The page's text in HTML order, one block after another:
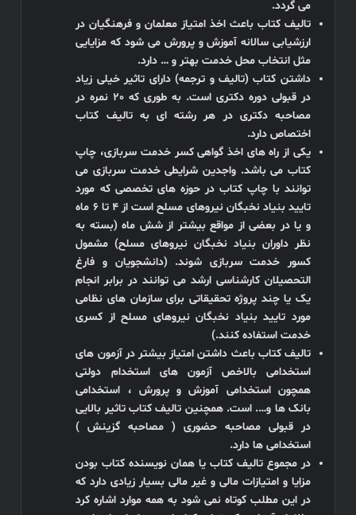
می گردد.
تالیف کتاب باعث اخذ امتیاز معلمان و فرهنگیان در
ارزشیابی سالانه آموزش و پرورش می شود که مزایایی
مثل انتخاب محل خدمت بهتر و … دارد.
داشتن کتاب (تالیف و ترجمه) دارای تاثیر خیلی زیاد
در قبولی دوره دکتری است. به طوری که 20 نمره در
مصاحبه دکتری در هر رشته ای به تالیف کتاب
اختصاص دارد.
یکی از راه های اخذ گواهی کسر خدمت سربازی، چاپ
کتاب می باشد. واجدین شرایطی خدمت سربازی می
توانند با چاپ کتاب در حوزه های تخصصی که مورد
تایید بنیاد نخبگان نیروهای مسلح است از 4 تا 6 ماه
و یا در بعضی از مواقع بیشتر از شش ماه (بسته به
نظر داوران بنیاد نخبگان نیروهای مسلح) مشمول
کسور خدمت سربازی شوند. (دانشجویان و فارغ
التحصیلان کارشناسی ارشد می توانند در برابر انجام
یک یا چند پروژه تحقیقاتی برای سازمان های نظامی
مورد تایید بنیاد نخبگان نیروهای مسلح از کسری
خدمت استفاده کنند.)
تالیف کتاب باعث داشتن امتیاز بیشتر در آزمون های
استخدامی بالاخص آزمون های استخدام دولتی
همچون استخدامی آموزش و پرورش ، استخدامی
بانک ها و…. است. همچنین تالیف کتاب تاثیر بالایی
در قبولی مصاحبه حضوری ( مصاحبه گزینش )
استخدامی ها دارد.
در مجموع تالیف کتاب یا همان نویسنده کتاب بودن
مزایا و امتیازات مالی و غیر مالی بسیار زیادی دارد که
در این مطلب کوتاه نمی شود به همه موارد اشاره کرد